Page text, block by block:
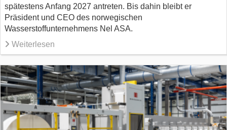
spätestens Anfang 2027 antreten. Bis dahin bleibt er
Präsident und CEO des norwegischen
Wasserstoffunternehmens Nel ASA.
Weiterlesen